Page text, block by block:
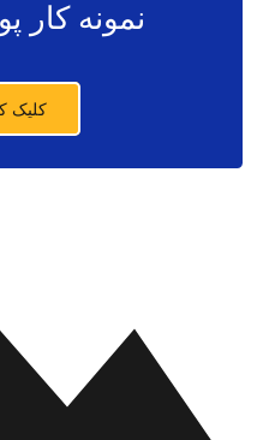
نمونه
کلیک